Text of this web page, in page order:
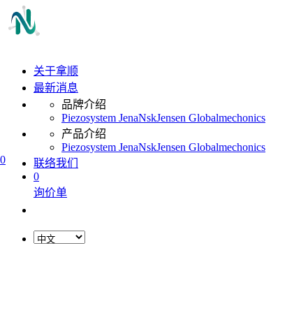
0
关于拿顺
最新消息
品牌介绍
Piezosystem JenaNskJensen Globalmechonics
产品介绍
Piezosystem JenaNskJensen Globalmechonics
联络我们
0
询价单